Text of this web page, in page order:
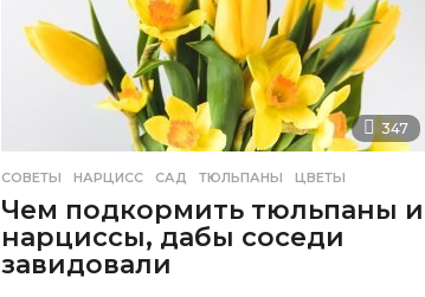
347
СОВЕТЫ НАРЦИСС ,САД ,ТЮЛЬПАНЫ ,ЦВЕТЫ
Чем подкормить тюльпаны и
нарциссы, дабы соседи
завидовали